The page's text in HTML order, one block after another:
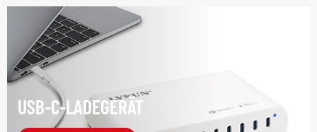
Artikel-Nr.:
USB-C-LADEGERÄT